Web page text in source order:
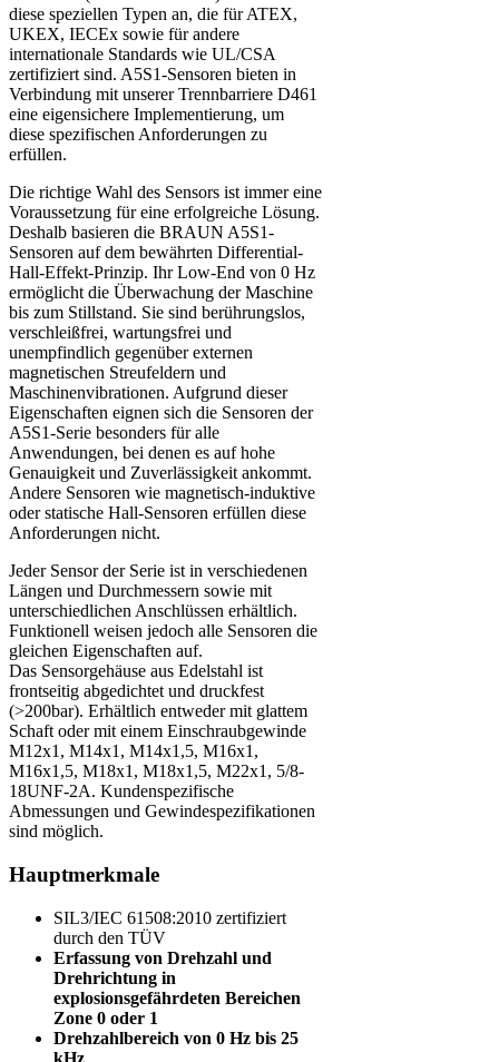
diese speziellen Typen an, die für ATEX,
UKEX, IECEx sowie für andere
internationale Standards wie UL/CSA
zertifiziert sind. A5S1-Sensoren bieten in
Verbindung mit unserer Trennbarriere D461
eine eigensichere Implementierung, um
diese spezifischen Anforderungen zu
erfüllen.
Die richtige Wahl des Sensors ist immer eine
Voraussetzung für eine erfolgreiche Lösung.
Deshalb basieren die BRAUN A5S1-
Sensoren auf dem bewährten Differential-
Hall-Effekt-Prinzip. Ihr Low-End von 0 Hz
ermöglicht die Überwachung der Maschine
bis zum Stillstand. Sie sind berührungslos,
verschleißfrei, wartungsfrei und
unempfindlich gegenüber externen
magnetischen Streufeldern und
Maschinenvibrationen. Aufgrund dieser
Eigenschaften eignen sich die Sensoren der
A5S1-Serie besonders für alle
Anwendungen, bei denen es auf hohe
Genauigkeit und Zuverlässigkeit ankommt.
Andere Sensoren wie magnetisch-induktive
oder statische Hall-Sensoren erfüllen diese
Anforderungen nicht.
Jeder Sensor der Serie ist in verschiedenen
Längen und Durchmessern sowie mit
unterschiedlichen Anschlüssen erhältlich.
Funktionell weisen jedoch alle Sensoren die
gleichen Eigenschaften auf.
Das Sensorgehäuse aus Edelstahl ist
frontseitig abgedichtet und druckfest
(>200bar). Erhältlich entweder mit glattem
Schaft oder mit einem Einschraubgewinde
M12x1, M14x1, M14x1,5, M16x1,
M16x1,5, M18x1, M18x1,5, M22x1, 5/8-
18UNF-2A. Kundenspezifische
Abmessungen und Gewindespezifikationen
sind möglich.
Hauptmerkmale
SIL3/IEC 61508:2010 zertifiziert
durch den TÜV
Erfassung von Drehzahl und
Drehrichtung in
explosionsgefährdeten Bereichen
Zone 0 oder 1
Drehzahlbereich von 0 Hz bis 25
kHz